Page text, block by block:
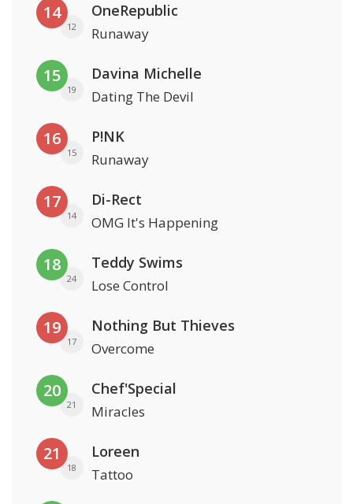
14
12
OneRepublic
Runaway
15
19
Davina Michelle
Dating The Devil
16
15
P!NK
Runaway
17
14
Di-Rect
OMG It's Happening
18
24
Teddy Swims
Lose Control
19
17
Nothing But Thieves
Overcome
20
21
Chef'Special
Miracles
21
18
Loreen
Tattoo